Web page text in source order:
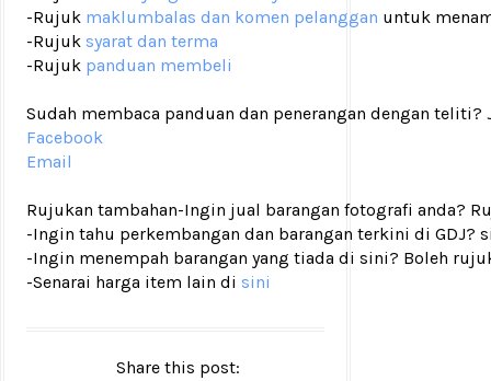
-Rujuk maklumbalas dan komen pelanggan untuk
-Rujuk syarat dan terma
-Rujuk panduan membeli
Sudah membaca panduan dan penerangan dengan
Facebook
Email
Rujukan tambahan-Ingin jual barangan fotografi anda?
-Ingin tahu perkembangan dan barangan terkini di GDJ?
-Ingin menempah barangan yang tiada di sini? Boleh
-Senarai harga item lain di sini
Share this post: